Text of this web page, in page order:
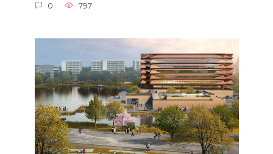
0 797